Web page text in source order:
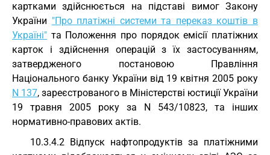
картками здійснюється на підставі вимог Закону
України "Про платіжні системи та переказ коштів в
Україні" та Положення про порядок емісії платіжних
карток і здійснення операцій з їх застосуванням,
затвердженого постановою Правління
Національного банку України від 19 квітня 2005 року
N 137, зареєстрованого в Міністерстві юстиції України
19 травня 2005 року за N 543/10823, та інших
нормативно-правових актів.
10.3.4.2 Відпуск нафтопродуктів за платіжними